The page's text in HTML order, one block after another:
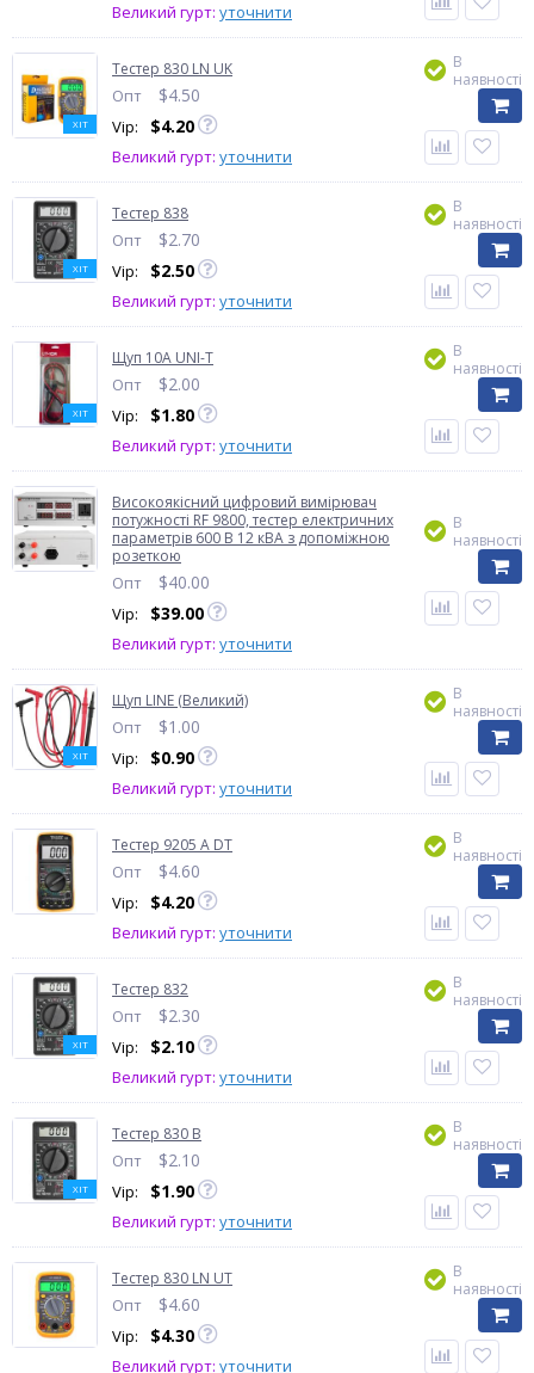
Великий гурт: уточнити
ХІТ
Тестер 830 LN UK
Опт $4.50
Vip: $4.20
Великий гурт: уточнити
В
наявності
ХІТ
Тестер 838
Опт $2.70
Vip: $2.50
Великий гурт: уточнити
В
наявності
ХІТ
Щуп 10А UNI-T
Опт $2.00
Vip: $1.80
Великий гурт: уточнити
В
наявності
Високоякісний цифровий вимірювач
потужності RF 9800, тестер електричних
параметрів 600 В 12 кВА з допоміжною
розеткою
Опт $40.00
Vip: $39.00
Великий гурт: уточнити
В
наявності
ХІТ
Щуп LINE (Великий)
Опт $1.00
Vip: $0.90
Великий гурт: уточнити
В
наявності
Тестер 9205 A DT
Опт $4.60
Vip: $4.20
Великий гурт: уточнити
В
наявності
ХІТ
Тестер 832
Опт $2.30
Vip: $2.10
Великий гурт: уточнити
В
наявності
ХІТ
Тестер 830 В
Опт $2.10
Vip: $1.90
Великий гурт: уточнити
В
наявності
Тестер 830 LN UT
Опт $4.60
Vip: $4.30
Великий гурт: уточнити
В
наявності